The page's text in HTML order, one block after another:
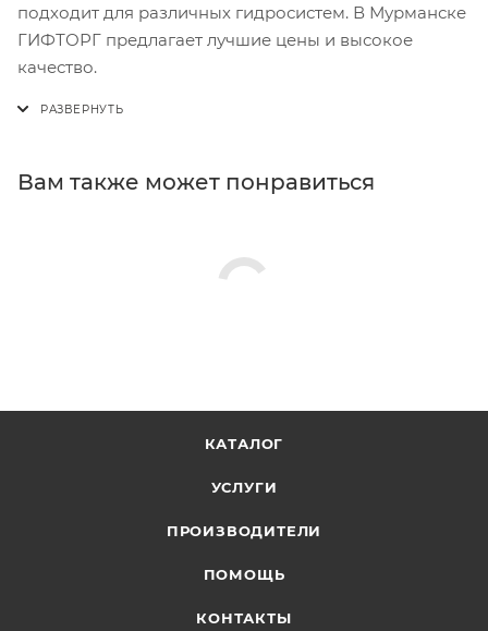
подходит для различных гидросистем. В Мурманске
ГИФТОРГ предлагает лучшие цены и высокое
качество.
Вам также может понравиться
КАТАЛОГ
УСЛУГИ
ПРОИЗВОДИТЕЛИ
ПОМОЩЬ
КОНТАКТЫ